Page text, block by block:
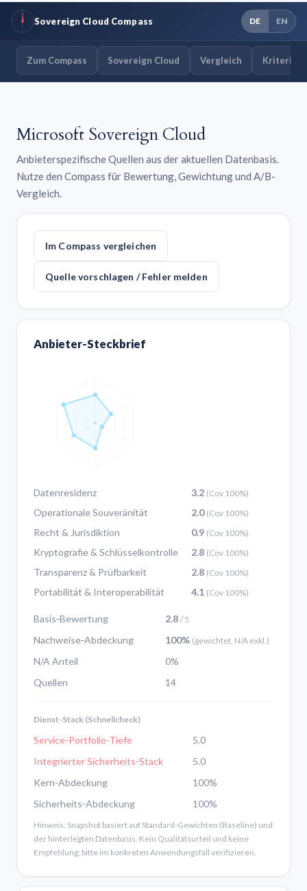
Sovereign Cloud Compass DE EN
Zum Compass Sovereign Cloud Vergleich Kriterien
Microsoft Sovereign Cloud
Anbieterspezifische Quellen aus der aktuellen Datenbasis.
Nutze den Compass für Bewertung, Gewichtung und A/B-
Vergleich.
Im Compass vergleichen
Quelle vorschlagen / Fehler melden
Anbieter-Steckbrief
Datenresidenz 3.2 (Cov 100%)
Operationale Souveränität 2.0 (Cov 100%)
Recht & Jurisdiktion 0.9 (Cov 100%)
Kryptografie & Schlüsselkontrolle 2.8 (Cov 100%)
Transparenz & Prüfbarkeit 2.8 (Cov 100%)
Portabilität & Interoperabilität 4.1 (Cov 100%)
Basis‑Bewertung 2.8 / 5
Nachweise‑Abdeckung 100% (gewichtet, N/A exkl.)
N/A Anteil
0%
Quellen
14
Dienst-Stack (Schnellcheck)
Service-Portfolio-Tiefe
5.0
Integrierter Sicherheits-Stack
5.0
Kern-Abdeckung
100%
Sicherheits-Abdeckung
100%
Hinweis: Snapshot basiert auf Standard‑Gewichten (Baseline) und
der hinterlegten Datenbasis. Kein Qualitätsurteil und keine
Empfehlung; bitte im konkreten Anwendungsfall verifizieren.